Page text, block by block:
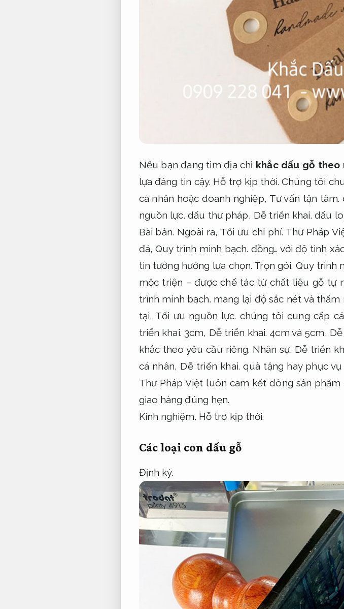
Nếu bạn đang tìm địa chỉ khắc dấu gỗ theo
lựa đáng tin cậy. Hỗ trợ kịp thời. Chúng tôi
cá nhân hoặc doanh nghiệp, Tư vấn tận tâm.
nguồn lực. dấu thư pháp, Dễ triển khai. dấu
Bài bản. Ngoài ra, Tối ưu chi phí. Thư Pháp
đá,Quy trình minh bạch. đồng… với độ tinh
tin tưởng hướng lựa chọn. Trọn gói. Quy trình
mộc triện – được chế tác từ chất liệu gỗ tự
trình minh bạch. mang lại độ sắc nét và thẩm
tại, Tối ưu nguồn lực. chúng tôi cung cấp
triển khai. 3cm, Dễ triển khai. 4cm và 5cm,
khắc theo yêu cầu riêng. Nhân sự. Dễ triển
cá nhân, Dễ triển khai. quà tặng hay phục
Thư Pháp Việt luôn cam kết dòng sản phẩm
giao hàng đúng hẹn.
Kinh nghiệm. Hỗ trợ kịp thời.
Các loại con dấu gỗ
Định kỳ.